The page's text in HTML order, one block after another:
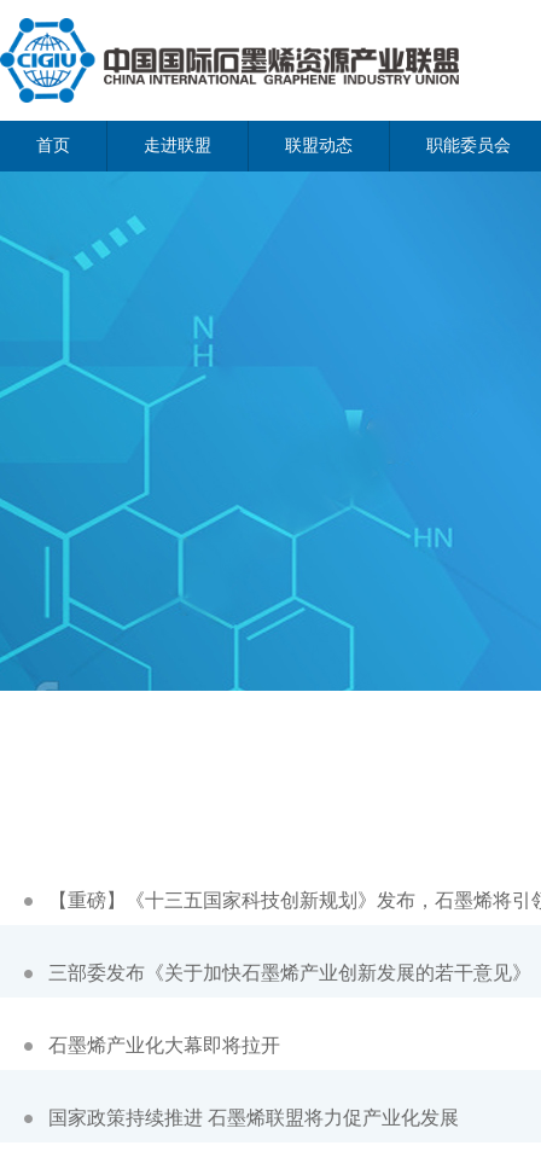
首页 走进联盟 联盟动态 职能委员会
【重磅】《十三五国家科技创新规划》发布，石墨烯将
三部委发布《关于加快石墨烯产业创新发展的若干意见》
石墨烯产业化大幕即将拉开
国家政策持续推进 石墨烯联盟将力促产业化发展